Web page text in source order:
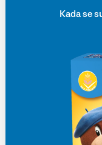
Kada se